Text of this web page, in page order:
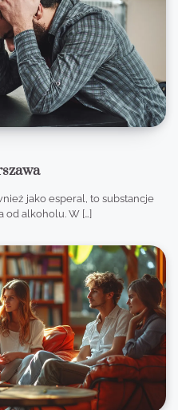
jako esperal, to substancje
od alkoholu. W […]